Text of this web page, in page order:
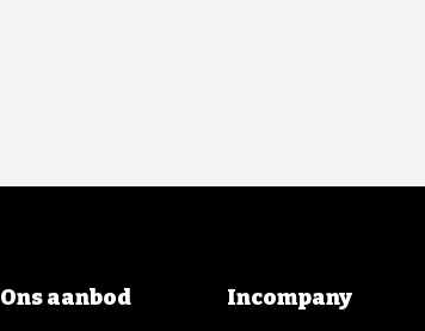
Ons aanbod
Incompany